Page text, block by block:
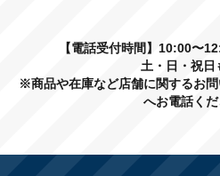
【電話受付時間】10:00〜
土・日・祝日
※商品や在庫など店舗に関するお
へお電話くだ